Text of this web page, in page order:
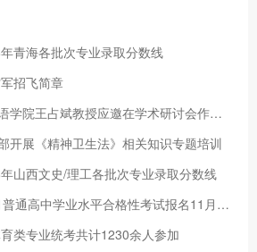
青海各批次专业录取分数线
招飞简章
天津商业大学外国语学院王占斌教授应邀在学术研讨会作主题发言
开展《精神卫生法》相关知识专题培训
山西文史/理工各批次专业录取分数线
天津：2022年12月普通高中学业水平合格性考试报名11月1日开始
类专业统考共计1230余人参加